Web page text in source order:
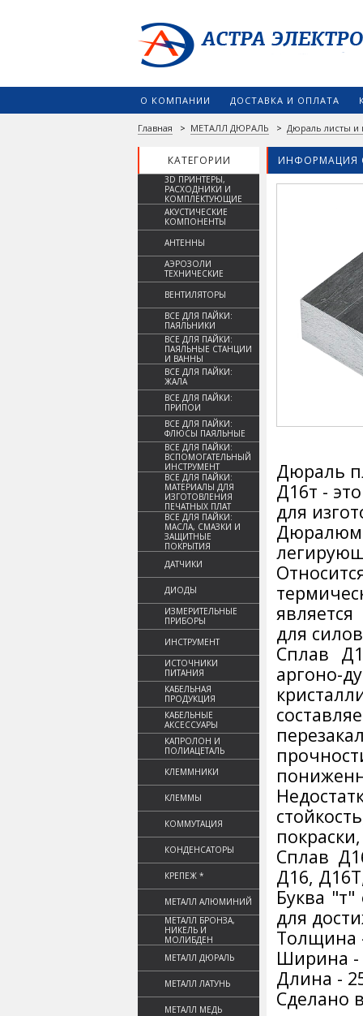
О КОМПАНИИ ДОСТАВКА И ОПЛАТА
Главная > МЕТАЛЛ ДЮРАЛЬ > Дюраль листы и
КАТЕГОРИИ ИНФОРМАЦИЯ
3D ПРИНТЕРЫ,
РАСХОДНИКИ И
КОМПЛЕКТУЮЩИЕ
АКУСТИЧЕСКИЕ
КОМПОНЕНТЫ
АНТЕННЫ
АЭРОЗОЛИ
ТЕХНИЧЕСКИЕ
ВЕНТИЛЯТОРЫ
ВСЕ ДЛЯ ПАЙКИ:
ПАЯЛЬНИКИ
ВСЕ ДЛЯ ПАЙКИ:
ПАЯЛЬНЫЕ СТАНЦИИ
И ВАННЫ
ВСЕ ДЛЯ ПАЙКИ:
ЖАЛА
ВСЕ ДЛЯ ПАЙКИ:
ПРИПОИ
ВСЕ ДЛЯ ПАЙКИ:
ФЛЮСЫ ПАЯЛЬНЫЕ
ВСЕ ДЛЯ ПАЙКИ:
ВСПОМОГАТЕЛЬНЫЙ
ИНСТРУМЕНТ
ВСЕ ДЛЯ ПАЙКИ:
МАТЕРИАЛЫ ДЛЯ
ИЗГОТОВЛЕНИЯ
ПЕЧАТНЫХ ПЛАТ
ВСЕ ДЛЯ ПАЙКИ:
МАСЛА, СМАЗКИ И
ЗАЩИТНЫЕ
ПОКРЫТИЯ
ДАТЧИКИ
ДИОДЫ
ИЗМЕРИТЕЛЬНЫЕ
ПРИБОРЫ
ИНСТРУМЕНТ
ИСТОЧНИКИ
ПИТАНИЯ
КАБЕЛЬНАЯ
ПРОДУКЦИЯ
КАБЕЛЬНЫЕ
АКСЕССУАРЫ
КАПРОЛОН И
ПОЛИАЦЕТАЛЬ
КЛЕММНИКИ
КЛЕММЫ
КОММУТАЦИЯ
КОНДЕНСАТОРЫ
КРЕПЕЖ *
МЕТАЛЛ АЛЮМИНИЙ
МЕТАЛЛ БРОНЗА,
НИКЕЛЬ И
МОЛИБДЕН
МЕТАЛЛ ДЮРАЛЬ
МЕТАЛЛ ЛАТУНЬ
МЕТАЛЛ МЕДЬ
Дюраль
Д16т -
для
для
Сплав
аргоно-
Сплав
Д16,
Буква
для
Толщина
Ширина -
Длина -
Сделано